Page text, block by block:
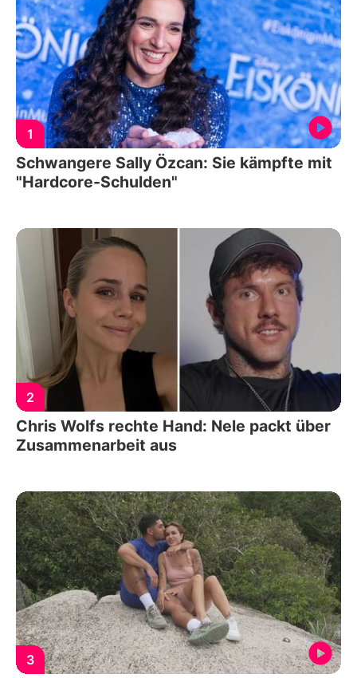
1
Schwangere Sally Özcan: Sie kämpfte mit
"Hardcore-Schulden"
2
Chris Wolfs rechte Hand: Nele packt über
Zusammenarbeit aus
3